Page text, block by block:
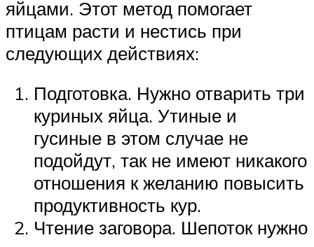
яйцами. Этот метод помогает
птицам расти и нестись при
следующих действиях:
Подготовка. Нужно отварить три
куриных яйца. Утиные и
гусиные в этом случае не
подойдут, так не имеют никакого
отношения к желанию повысить
продуктивность кур.
Чтение заговора. Шепоток нужно